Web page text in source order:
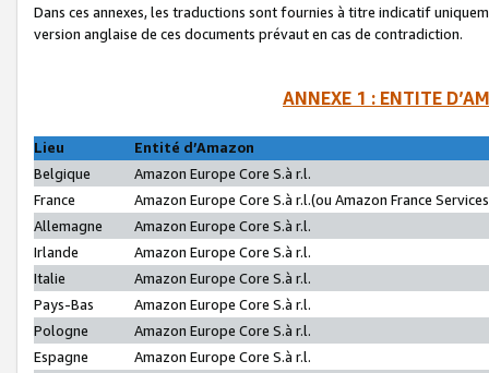
Dans ces annexes, les traductions sont fournies à titre indicatif
version anglaise de ces documents prévaut en cas de contradiction.
ANNEXE 1 : ENTITE
Lieu
Entité d’Amazon
Belgique
Amazon Europe Core S.à r.l.
France
Amazon Europe Core S.à r.l.(ou Amazon France
Allemagne
Amazon Europe Core S.à r.l.
Irlande
Amazon Europe Core S.à r.l.
Italie
Amazon Europe Core S.à r.l.
Pays-Bas
Amazon Europe Core S.à r.l.
Pologne
Amazon Europe Core S.à r.l.
Espagne
Amazon Europe Core S.à r.l.